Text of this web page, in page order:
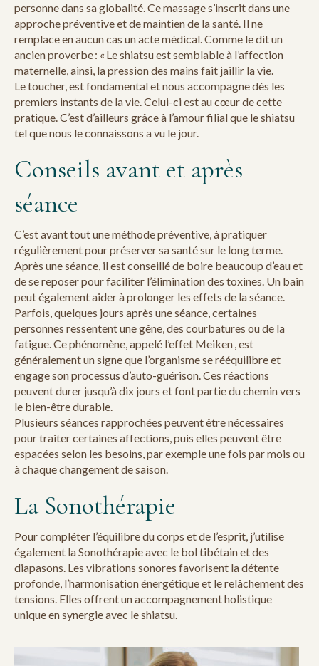
personne dans sa globalité. Ce massage s’inscrit dans une
approche préventive et de maintien de la santé. Il ne
remplace en aucun cas un acte médical. Comme le dit un
ancien proverbe : « Le shiatsu est semblable à l’affection
maternelle, ainsi, la pression des mains fait jaillir la vie.
Le toucher, est fondamental et nous accompagne dès les
premiers instants de la vie. Celui-ci est au cœur de cette
pratique. C’est d’ailleurs grâce à l’amour filial que le shiatsu
tel que nous le connaissons a vu le jour.
Conseils avant et après
séance
C’est avant tout une méthode préventive, à pratiquer
régulièrement pour préserver sa santé sur le long terme.
Après une séance, il est conseillé de boire beaucoup d’eau et
de se reposer pour faciliter l’élimination des toxines. Un bain
peut également aider à prolonger les effets de la séance.
Parfois, quelques jours après une séance, certaines
personnes ressentent une gêne, des courbatures ou de la
fatigue. Ce phénomène, appelé l’effet Meiken , est
généralement un signe que l’organisme se rééquilibre et
engage son processus d’auto-guérison. Ces réactions
peuvent durer jusqu’à dix jours et font partie du chemin vers
le bien-être durable.
Plusieurs séances rapprochées peuvent être nécessaires
pour traiter certaines affections, puis elles peuvent être
espacées selon les besoins, par exemple une fois par mois ou
à chaque changement de saison.
La Sonothérapie
Pour compléter l’équilibre du corps et de l’esprit, j’utilise
également la Sonothérapie avec le bol tibétain et des
diapasons. Les vibrations sonores favorisent la détente
profonde, l’harmonisation énergétique et le relâchement des
tensions. Elles offrent un accompagnement holistique
unique en synergie avec le shiatsu.